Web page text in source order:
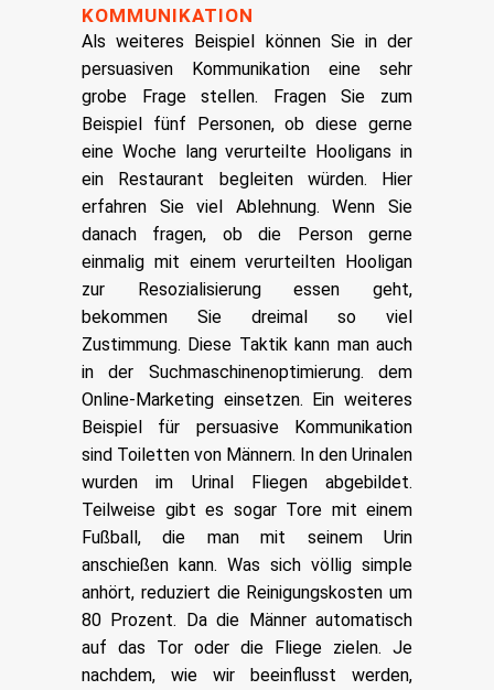
KOMMUNIKATION
Als weiteres Beispiel können Sie in der
persuasiven Kommunikation eine sehr
grobe Frage stellen. Fragen Sie zum
Beispiel fünf Personen, ob diese gerne
eine Woche lang verurteilte Hooligans in
ein Restaurant begleiten würden. Hier
erfahren Sie viel Ablehnung. Wenn Sie
danach fragen, ob die Person gerne
einmalig mit einem verurteilten Hooligan
zur Resozialisierung essen geht,
bekommen Sie dreimal so viel
Zustimmung. Diese Taktik kann man auch
in der Suchmaschinenoptimierung. dem
Online-Marketing einsetzen. Ein weiteres
Beispiel für persuasive Kommunikation
sind Toiletten von Männern. In den Urinalen
wurden im Urinal Fliegen abgebildet.
Teilweise gibt es sogar Tore mit einem
Fußball, die man mit seinem Urin
anschießen kann. Was sich völlig simple
anhört, reduziert die Reinigungskosten um
80 Prozent. Da die Männer automatisch
auf das Tor oder die Fliege zielen. Je
nachdem, wie wir beeinflusst werden,